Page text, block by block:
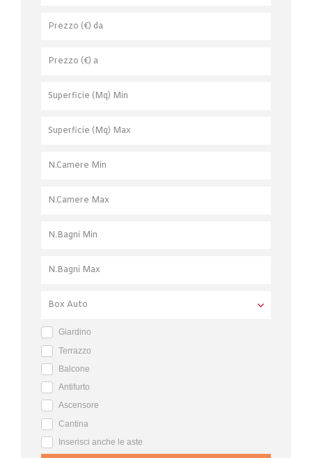
Giardino
Terrazzo
Balcone
Antifurto
Ascensore
Cantina
Inserisci anche le aste